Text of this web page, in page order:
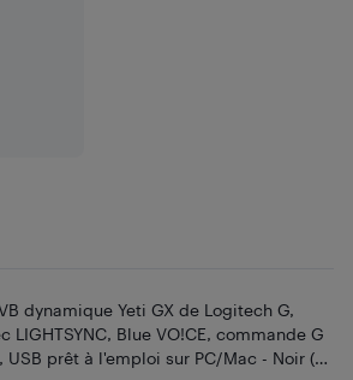
dynamique Yeti GX de Logitech G,
LIGHTSYNC, Blue VO!CE, commande G
USB prêt à l'emploi sur PC/Mac - Noir (